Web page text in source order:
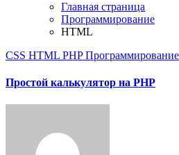
Главная страница
Программирование
HTML
CSS HTML PHPПрограммирование
Простой калькулятор на PHP